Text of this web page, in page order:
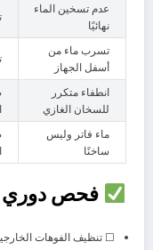
عدم تسخين الماء
نهائيًا
تسرب ماء من
أسفل الجهاز
انطفاء متكرر
للسخان الغازي
ماء فاتر وليس
ساخنًا
فحص دوري
☐ تنظيف الفوهات